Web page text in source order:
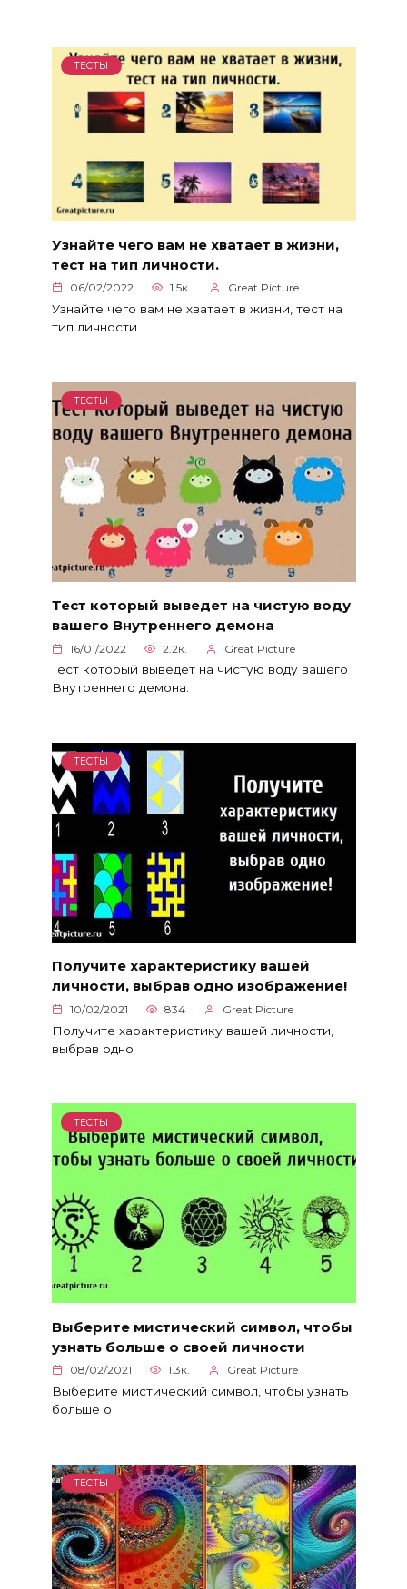
ТЕСТЫ
Узнайте чего вам не хватает в жизни,
тест на тип личности.
06/02/2022 1.5к. Great Picture
Узнайте чего вам не хватает в жизни, тест на
тип личности.
ТЕСТЫ
Тест который выведет на чистую воду
вашего Внутреннего демона
16/01/2022 2.2к. Great Picture
Тест который выведет на чистую воду вашего
Внутреннего демона.
ТЕСТЫ
Получите характеристику вашей
личности, выбрав одно изображение!
10/02/2021 834 Great Picture
Получите характеристику вашей личности,
выбрав одно
ТЕСТЫ
Выберите мистический символ, чтобы
узнать больше о своей личности
08/02/2021 1.3к. Great Picture
Выберите мистический символ, чтобы узнать
больше о
ТЕСТЫ